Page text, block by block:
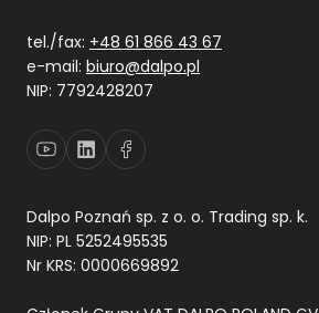
tel./fax: +48 61 866 43 67
e-mail: biuro@dalpo.pl
NIP: 7792428207
Dalpo Poznań sp. z o. o. Trading sp. k.
NIP: PL 5252495535
Nr KRS: 0000669892